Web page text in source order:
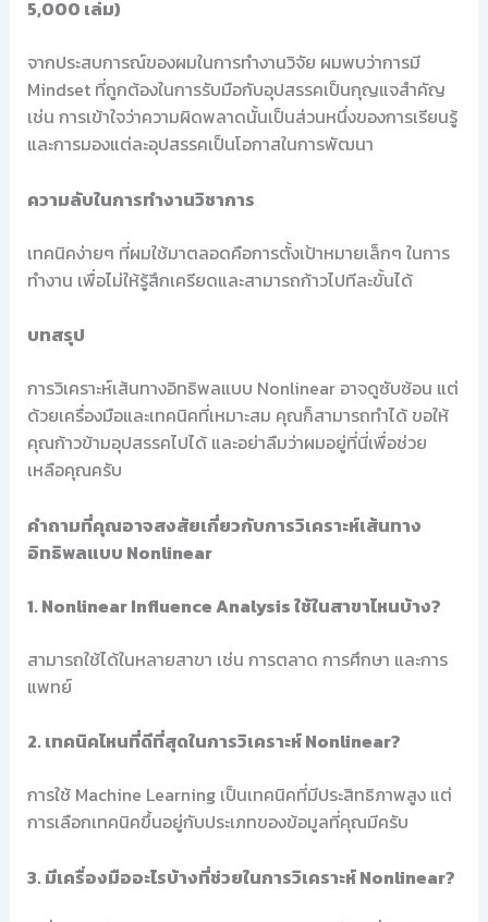
5,000 เล่ม)
จากประสบการณ์ของผมในการทำงานวิจัย ผมพบว่าการมี
Mindset ที่ถูกต้องในการรับมือกับอุปสรรคเป็นกุญแจสำคัญ
เช่น การเข้าใจว่าความผิดพลาดนั้นเป็นส่วนหนึ่งของการเรียนรู้
และการมองแต่ละอุปสรรคเป็นโอกาสในการพัฒนา
ความลับในการทำงานวิชาการ
เทคนิคง่ายๆ ที่ผมใช้มาตลอดคือการตั้งเป้าหมายเล็กๆ ในการ
ทำงาน เพื่อไม่ให้รู้สึกเครียดและสามารถก้าวไปทีละขั้นได้
บทสรุป
การวิเคราะห์เส้นทางอิทธิพลแบบ Nonlinear อาจดูซับซ้อน แต่
ด้วยเครื่องมือและเทคนิคที่เหมาะสม คุณก็สามารถทำได้ ขอให้
คุณก้าวข้ามอุปสรรคไปได้ และอย่าลืมว่าผมอยู่ที่นี่เพื่อช่วย
เหลือคุณครับ
คำถามที่คุณอาจสงสัยเกี่ยวกับการวิเคราะห์เส้นทาง
อิทธิพลแบบ Nonlinear
1. Nonlinear Influence Analysis ใช้ในสาขาไหนบ้าง?
สามารถใช้ได้ในหลายสาขา เช่น การตลาด การศึกษา และการ
แพทย์
2. เทคนิคไหนที่ดีที่สุดในการวิเคราะห์ Nonlinear?
การใช้ Machine Learning เป็นเทคนิคที่มีประสิทธิภาพสูง แต่
การเลือกเทคนิคขึ้นอยู่กับประเภทของข้อมูลที่คุณมีครับ
3. มีเครื่องมืออะไรบ้างที่ช่วยในการวิเคราะห์ Nonlinear?